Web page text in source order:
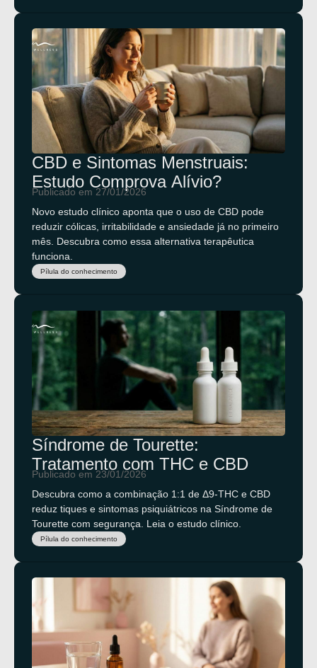
CBD e Sintomas Menstruais:
Estudo Comprova Alívio?
Publicado em 27/01/2026
Novo estudo clínico aponta que o uso de CBD pode
reduzir cólicas, irritabilidade e ansiedade já no primeiro
mês. Descubra como essa alternativa terapêutica
funciona.
Pílula do conhecimento
Síndrome de Tourette:
Tratamento com THC e CBD
Publicado em 23/01/2026
Descubra como a combinação 1:1 de Δ9-THC e CBD
reduz tiques e sintomas psiquiátricos na Síndrome de
Tourette com segurança. Leia o estudo clínico.
Pílula do conhecimento